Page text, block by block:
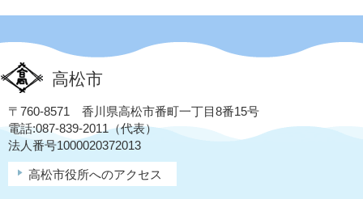
高松市
〒760-8571 香川県高松市番町一丁目8番15号
電話:087-839-2011（代表）
法人番号1000020372013
高松市役所へのアクセス